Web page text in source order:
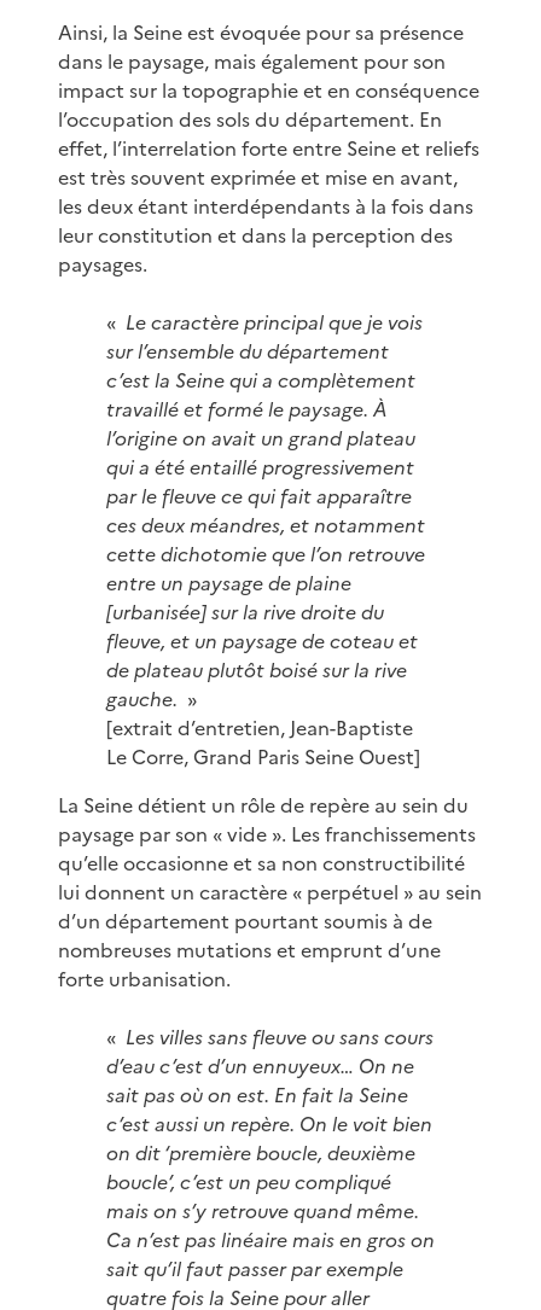
Ainsi, la Seine est évoquée pour sa présence
dans le paysage, mais également pour son
impact sur la topographie et en conséquence
l’occupation des sols du département. En
effet, l’interrelation forte entre Seine et reliefs
est très souvent exprimée et mise en avant,
les deux étant interdépendants à la fois dans
leur constitution et dans la perception des
paysages.
« Le caractère principal que je vois
sur l’ensemble du département
c’est la Seine qui a complètement
travaillé et formé le paysage. À
l’origine on avait un grand plateau
qui a été entaillé progressivement
par le fleuve ce qui fait apparaître
ces deux méandres, et notamment
cette dichotomie que l’on retrouve
entre un paysage de plaine
[urbanisée] sur la rive droite du
fleuve, et un paysage de coteau et
de plateau plutôt boisé sur la rive
gauche. »
[extrait d’entretien, Jean-Baptiste
Le Corre, Grand Paris Seine Ouest]
La Seine détient un rôle de repère au sein du
paysage par son « vide ». Les franchissements
qu’elle occasionne et sa non constructibilité
lui donnent un caractère « perpétuel » au sein
d’un département pourtant soumis à de
nombreuses mutations et emprunt d’une
forte urbanisation.
« Les villes sans fleuve ou sans cours
d’eau c’est d’un ennuyeux… On ne
sait pas où on est. En fait la Seine
c’est aussi un repère. On le voit bien
on dit ‘première boucle, deuxième
boucle’, c’est un peu compliqué
mais on s’y retrouve quand même.
Ca n’est pas linéaire mais en gros on
sait qu’il faut passer par exemple
quatre fois la Seine pour aller